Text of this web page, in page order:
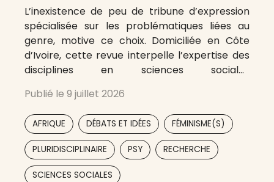
L’inexistence de peu de tribune d’expression
spécialisée sur les problématiques liées au
genre, motive ce choix. Domiciliée en Côte
d’Ivoire, cette revue interpelle l’expertise des
disciplines en sciences sociales
Géographie, Histoire, Philosophie, Sciences de
l’éducation, Psychologie, Économie, Droit,
Sciences politique, etc.) en la matière. Initiée
et mise en place par des chercheurs
Publié le 9 juillet 2026
AFRIQUE DÉBATS ET IDÉES FÉMINISME(S)
PLURIDISCIPLINAIRE PSY RECHERCHE
SCIENCES SOCIALES